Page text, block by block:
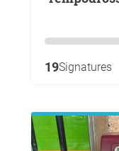
19Signatures